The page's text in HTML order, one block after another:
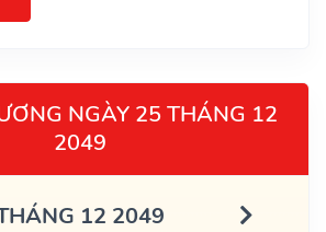
NGÀY 25 THÁNG 12
2049
12 2049